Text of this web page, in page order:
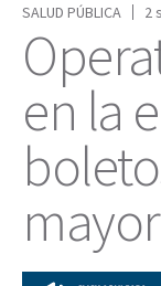
SALUD PÚBLICA
2
en la